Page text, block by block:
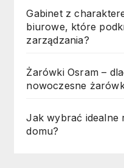
Gabinet z
biurowe, które
zarządzania?
Żarówki Osram –
nowoczesne
Jak wybrać idealne
domu?